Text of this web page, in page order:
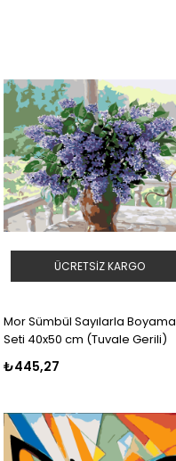
Mor Sümbül Sayılarla Boyama
Seti 40x50 cm (Tuvale Gerili)
₺445,27
ÜCRETSIZ KARGO